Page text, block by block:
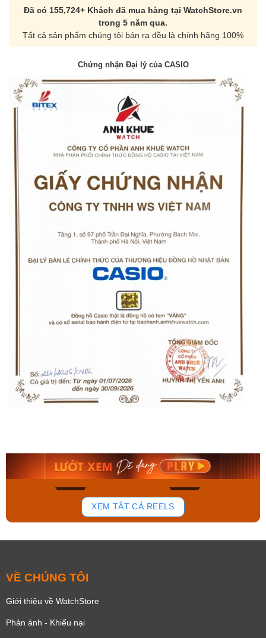
Đã có 155,724+ Khách đã mua hàng tại WatchStore.vn
trong 5 năm qua.
Tất cả sản phẩm chúng tôi bán ra đều là chính hãng 100%
Chứng nhận Đại lý của CASIO
168
Mua ngay Mua ngay
XEM TẤT CẢ REELS
VỀ CHÚNG TÔI
Giới thiệu về WatchStore
Phản ánh - Khiếu nại